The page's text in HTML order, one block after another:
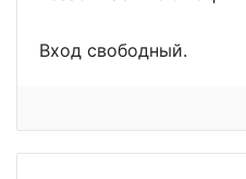
Вход свободный.